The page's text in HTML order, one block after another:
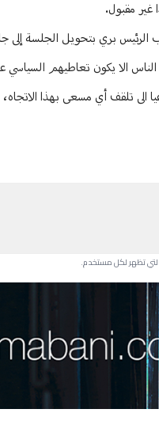
غير مقبول.
بري بتحويل الجلسة إلى
الا يكون تعاطيهم السياسي
تلقف أي مسعى بهذا